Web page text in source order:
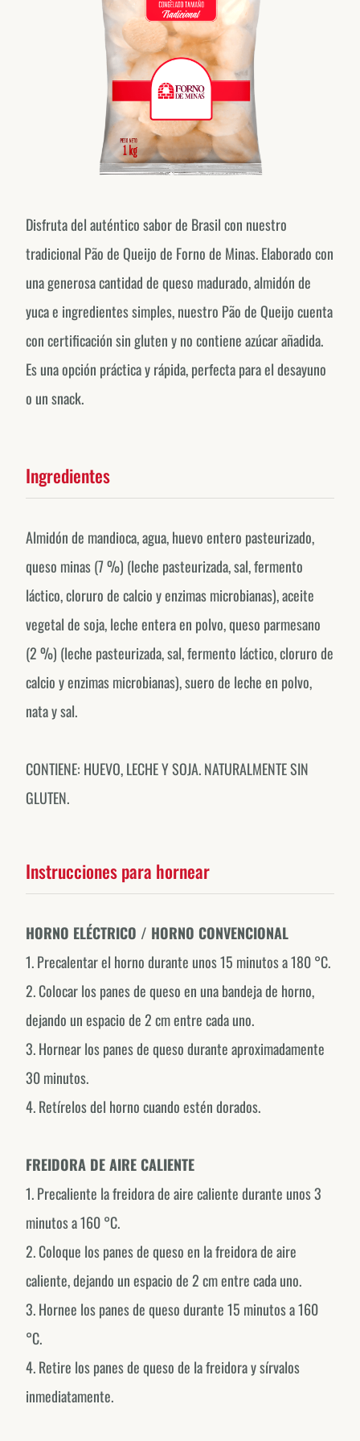
Disfruta del auténtico sabor de Brasil con nuestro
tradicional Pão de Queijo de Forno de Minas. Elaborado con
una generosa cantidad de queso madurado, almidón de
yuca e ingredientes simples, nuestro Pão de Queijo cuenta
con certificación sin gluten y no contiene azúcar añadida.
Es una opción práctica y rápida, perfecta para el desayuno
o un snack.
Ingredientes
Almidón de mandioca, agua, huevo entero pasteurizado,
queso minas (7 %) (leche pasteurizada, sal, fermento
láctico, cloruro de calcio y enzimas microbianas), aceite
vegetal de soja, leche entera en polvo, queso parmesano
(2 %) (leche pasteurizada, sal, fermento láctico, cloruro de
calcio y enzimas microbianas), suero de leche en polvo,
nata y sal.
CONTIENE: HUEVO, LECHE Y SOJA. NATURALMENTE SIN
GLUTEN.
Instrucciones para hornear
HORNO ELÉCTRICO / HORNO CONVENCIONAL
1. Precalentar el horno durante unos 15 minutos a 180 °C.
2. Colocar los panes de queso en una bandeja de horno,
dejando un espacio de 2 cm entre cada uno.
3. Hornear los panes de queso durante aproximadamente
30 minutos.
4. Retírelos del horno cuando estén dorados.
FREIDORA DE AIRE CALIENTE
1. Precaliente la freidora de aire caliente durante unos 3
minutos a 160 °C.
2. Coloque los panes de queso en la freidora de aire
caliente, dejando un espacio de 2 cm entre cada uno.
3. Hornee los panes de queso durante 15 minutos a 160
°C.
4. Retire los panes de queso de la freidora y sírvalos
inmediatamente.
EXPLORE OUR COUNTRY-SPECIFIC PROFILES
@fornodeminascanada
USA
@fornodeminasusa
México
Portugal
Uruguai
@fornodeminasperu
Argentina